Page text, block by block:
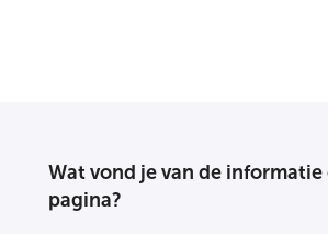
Wat vond je van de informatie
pagina?